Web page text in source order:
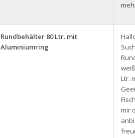
Rundbehälter 80 Ltr. mit
Aluminiumring
Ltr.
mir